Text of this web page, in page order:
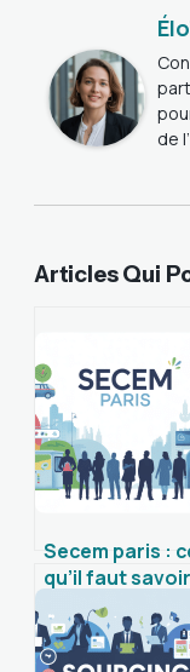
de
Articles Qui
Secem paris :
qu’il faut savoir
sur le salon
européen de la
mobilité